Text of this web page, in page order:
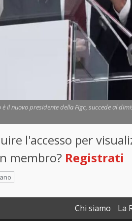
il nuovo presidente della Figc, succede al
l'accesso per
membro? Registrati
Chi siamo La